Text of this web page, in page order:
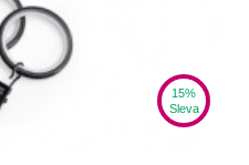
15%
Sleva